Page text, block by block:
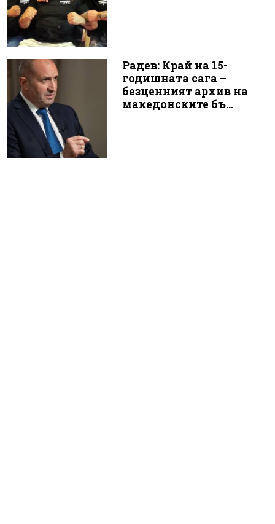
Радев: Край на 15-
годишната сага –
безценният архив на
македонските бъ...